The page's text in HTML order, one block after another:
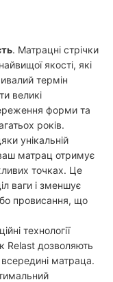
. Матрацні стрічки
якості, які
термін
великі
форми та
років.
унікальній
ваш матрац отримує
точках. Це
ваги і зменшує
провисання, що
технології
Relast дозволяють
матраца.